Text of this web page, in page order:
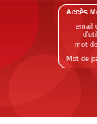
Accès
email
mot
Mot de